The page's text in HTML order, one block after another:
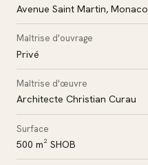
Avenue Saint Martin, Monaco
Maîtrise d'ouvrage
Privé
Maîtrise d'œuvre
Architecte Christian Curau
Surface
500 m² SHOB